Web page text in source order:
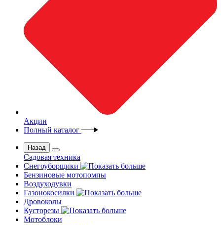
Акции
Полный каталог
Назад
Садовая техника
Снегоуборщики
Бензиновые мотопомпы
Воздуходувки
Газонокосилки
Дровоколы
Кусторезы
Мотоблоки